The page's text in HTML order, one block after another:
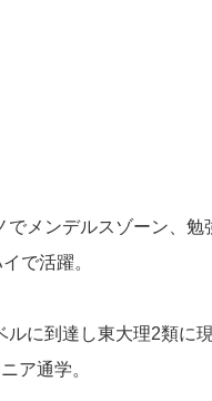
メンデルスゾーン、勉
で活躍。
ルに到達し東大理2類に
ア通学。